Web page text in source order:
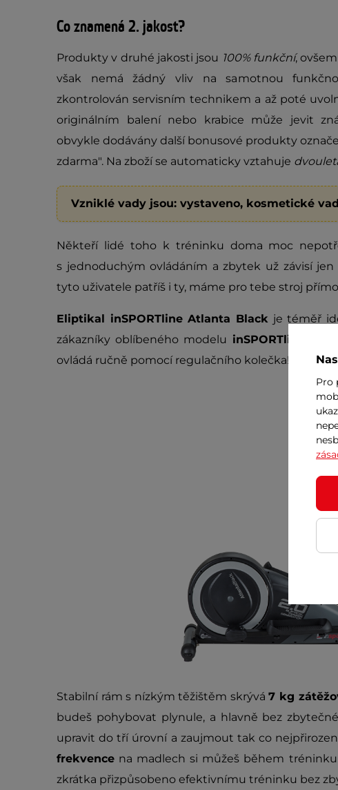
Co znamená 2. jakost?
Produkty v druhé jakosti jsou 100% funkční,
však nemá žádný vliv na samotnou
zkontrolován servisním technikem a až poté
originálním balení nebo krabice může jevit
obvykle dodávány další bonusové produkty
zdarma". Na zboží se automaticky vztahuje
Vzniklé vady jsou: vystaveno, kosmetické
Někteří lidé toho k tréninku doma moc
s jednoduchým ovládáním a zbytek už závisí
tyto uživatele patříš i ty, máme pro tebe stroj
Eliptikal inSPORTline Atlanta Black je téměř
zákazníky oblíbeného modelu inSPORTline
ovládá ručně pomocí regulačního kolečka!
Stabilní rám s nízkým těžištěm skrývá7 kg
budeš pohybovat plynule, a hlavně bez
upravit do tří úrovní a zaujmout tak co
frekvence na madlech si můžeš během
zkrátka přizpůsobeno efektivnímu tréninku bez
Pro